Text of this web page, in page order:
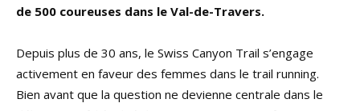
de 500 coureuses dans le Val-de-Travers.
Depuis plus de 30 ans, le Swiss Canyon Trail s’engage
activement en faveur des femmes dans le trail running.
Bien avant que la question ne devienne centrale dans le